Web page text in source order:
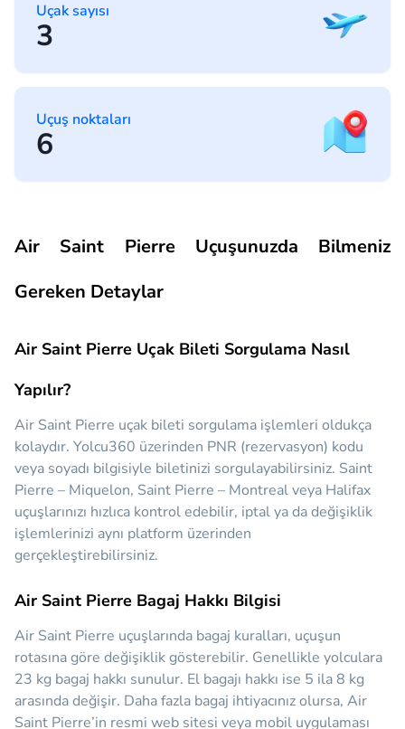
Uçak sayısı
3
Uçuş noktaları
6
Air Saint Pierre Uçuşunuzda Bilmeniz
Gereken Detaylar
Air Saint Pierre Uçak Bileti Sorgulama Nasıl
Yapılır?
Air Saint Pierre uçak bileti sorgulama işlemleri oldukça
kolaydır. Yolcu360 üzerinden PNR (rezervasyon) kodu
veya soyadı bilgisiyle biletinizi sorgulayabilirsiniz. Saint
Pierre – Miquelon, Saint Pierre – Montreal veya Halifax
uçuşlarınızı hızlıca kontrol edebilir, iptal ya da değişiklik
işlemlerinizi aynı platform üzerinden
gerçekleştirebilirsiniz.
Air Saint Pierre Bagaj Hakkı Bilgisi
Air Saint Pierre uçuşlarında bagaj kuralları, uçuşun
rotasına göre değişiklik gösterebilir. Genellikle yolculara
23 kg bagaj hakkı sunulur. El bagajı hakkı ise 5 ila 8 kg
arasında değişir. Daha fazla bagaj ihtiyacınız olursa, Air
Saint Pierre’in resmi web sitesi veya mobil uygulaması